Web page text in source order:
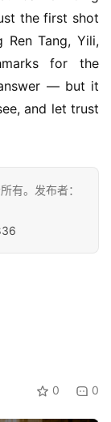
the first shot
Tang, Yili,
for the
— but it
and let trust
有。发布者：
0 0